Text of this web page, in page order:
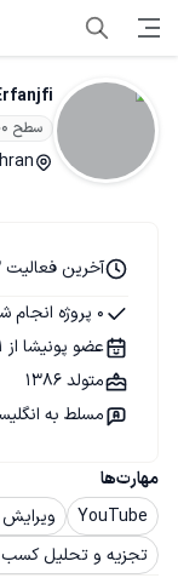
سطح ۰
مهارت‌ها
YouTube
تجزیه و تحلیل کسب
آخرین فعالیت 03 مهر 1404
0 پروژه انجام شده
عضو پونیشا از 01 مهر 1404
متولد 1386
مسلط به